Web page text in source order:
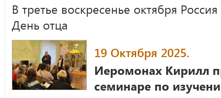
В третье воскресенье октября
День отца
19 Октября 2025.
Иеромонах Кирилл
семинаре по